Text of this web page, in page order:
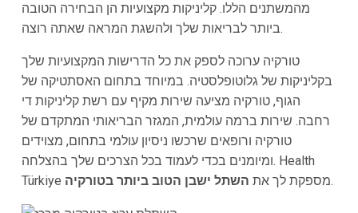
מהמשתנים הללו. קליניקות מקצועיות הן הבחירה הטובה
ביותר לבריאות שלך ולהשגת המראה שאתה רוצה.
טורקיה ערוכה לספק את כל הדרישות המקצועיות שלך
בקליניקות של גלוטופלסטיה. במיוחד בתחום האסתטיקה של
הגוף, טורקיה מציעה שירות מקיף עם רשת קליניקות די
רחבה. שירות ברמה עולמית, המגזר הבריאותי המתקדם של
טורקיה ורופאים שרכשו ניסיון עולמי בתחום, מצוידים
ומיומנים בכדי לעמוד בכל הצרכים שלך בהצלחה. Health
Türkiye מספקת לך את השתל ישבן הטוב ביותר בטורקיה .